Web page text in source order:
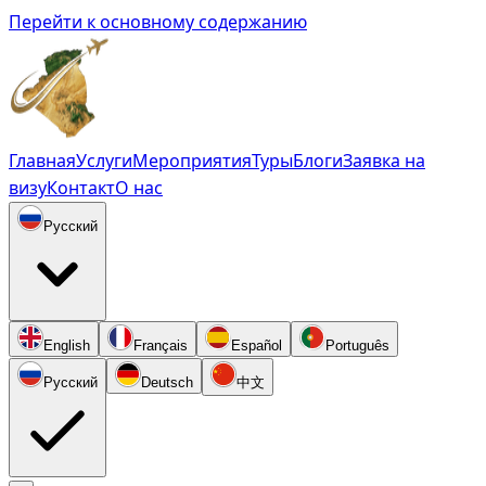
Перейти к основному содержанию
ГлавнаяУслугиМероприятияТурыБлогиЗаявка на
визуКонтактО нас
Русский
English Français Español Português
Русский Deutsch 中文